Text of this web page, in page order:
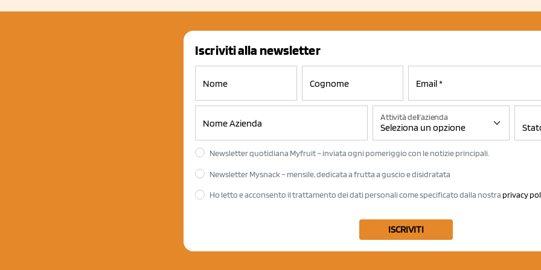
Iscriviti alla newsletter
Attività dell'azienda
Newsletter quotidiana Myfruit – inviata ogni pomeriggio con le notizie principali.
Newsletter Mysnack – mensile, dedicata a frutta a guscio e disidratata
Ho letto e acconsento il trattamento dei dati personali come specificato dalla nostra privacy
ISCRIVITI